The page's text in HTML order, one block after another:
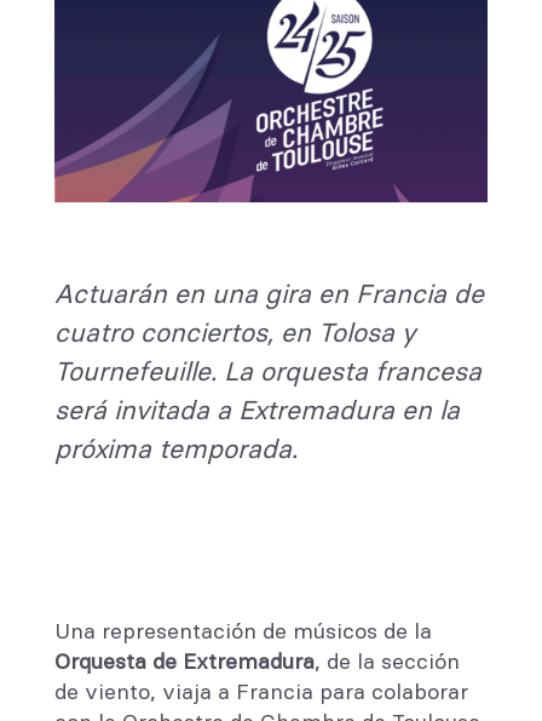
Actuarán en una gira en Francia de
cuatro conciertos, en Tolosa y
Tournefeuille. La orquesta francesa
será invitada a Extremadura en la
próxima temporada.
Una representación de músicos de la
Orquesta de Extremadura, de la sección
de viento, viaja a Francia para colaborar